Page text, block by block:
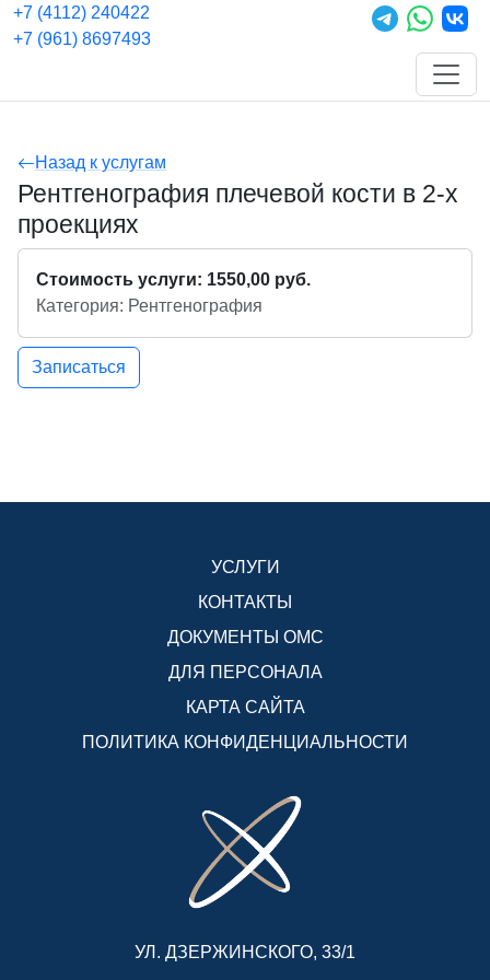
+7 (4112) 240422
+7 (961) 8697493
Назад к услугам
Рентгенография плечевой кости в 2-х
проекциях
Стоимость услуги: 1550,00 руб.
Категория: Рентгенография
Записаться
УСЛУГИ
КОНТАКТЫ
ДОКУМЕНТЫ ОМС
ДЛЯ ПЕРСОНАЛА
КАРТА САЙТА
ПОЛИТИКА КОНФИДЕНЦИАЛЬНОСТИ
УЛ. ДЗЕРЖИНСКОГО, 33/1